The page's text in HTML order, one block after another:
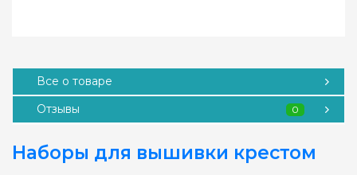
Все о товаре
Отзывы
0
Наборы для вышивки крестом